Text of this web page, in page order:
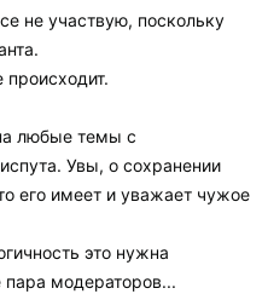
не участвую, поскольку
любые темы с
Увы, о сохранении
его имеет и уважает чужое
это нужна
модераторов...